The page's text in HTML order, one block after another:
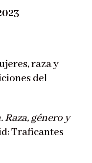
raza y
del
Raza, género y
Traficantes